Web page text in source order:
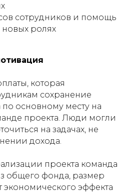
сотрудников и помощь
новых ролях
которая
сохранение
по основному месту на
проекта. Люди могли
на задачах, не
дохода.
проекта команда
общего фонда, размер
экономического эффекта